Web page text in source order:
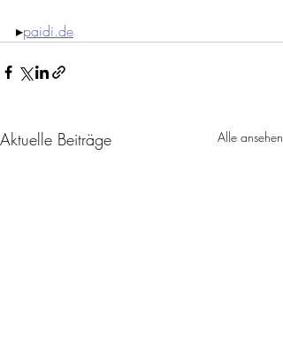
▸paidi.de
Aktuelle Beiträge Alle ansehen